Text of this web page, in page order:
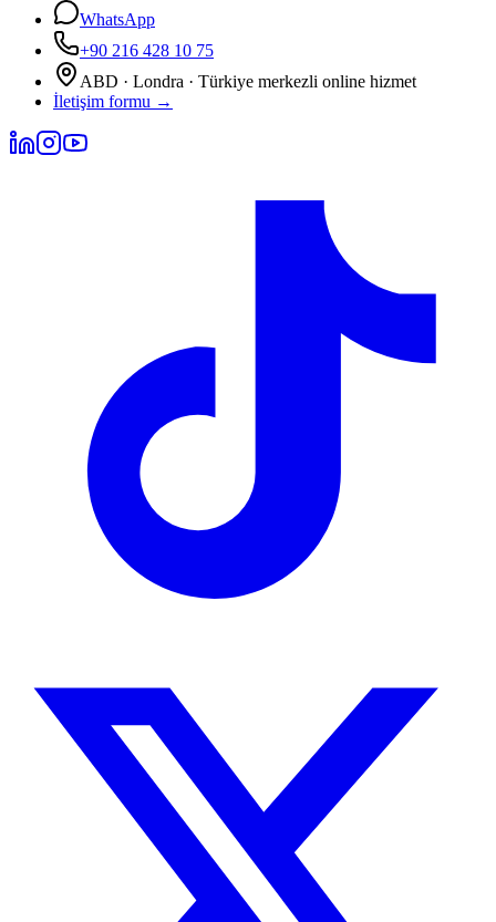
WhatsApp
+90 216 428 10 75
ABD · Londra · Türkiye merkezli online hizmet
İletişim formu →